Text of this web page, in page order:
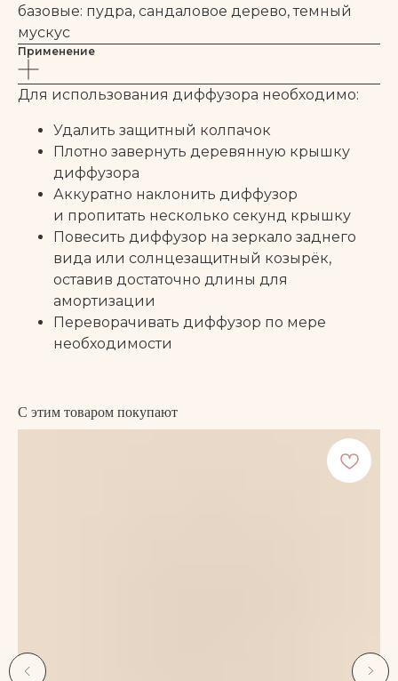
базовые: пудра, сандаловое дерево, темный
мускус
Применение
Для использования диффузора необходимо:
Удалить защитный колпачок
Плотно завернуть деревянную крышку
диффузора
Аккуратно наклонить диффузор
и пропитать несколько секунд крышку
Повесить диффузор на зеркало заднего
вида или солнцезащитный козырёк,
оставив достаточно длины для
амортизации
Переворачивать диффузор по мере
необходимости
С этим товаром покупают